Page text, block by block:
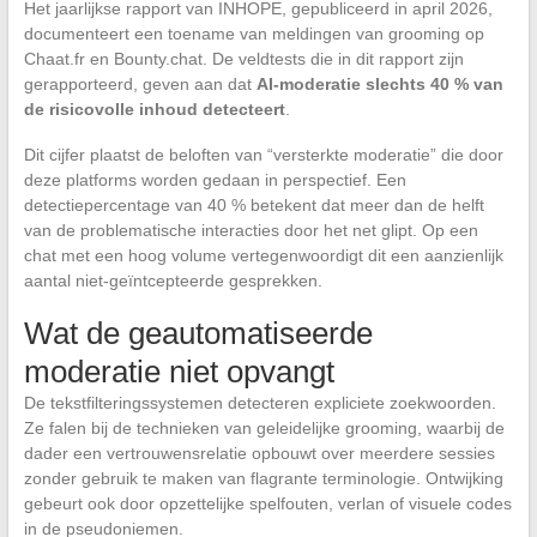
Het jaarlijkse rapport van INHOPE, gepubliceerd in april 2026,
documenteert een toename van meldingen van grooming op
Chaat.fr en Bounty.chat. De veldtests die in dit rapport zijn
gerapporteerd, geven aan dat AI-moderatie slechts 40 % van
de risicovolle inhoud detecteert.
Dit cijfer plaatst de beloften van “versterkte moderatie” die door
deze platforms worden gedaan in perspectief. Een
detectiepercentage van 40 % betekent dat meer dan de helft
van de problematische interacties door het net glipt. Op een
chat met een hoog volume vertegenwoordigt dit een aanzienlijk
aantal niet-geïntcepteerde gesprekken.
Wat de geautomatiseerde
moderatie niet opvangt
De tekstfilteringssystemen detecteren expliciete zoekwoorden.
Ze falen bij de technieken van geleidelijke grooming, waarbij de
dader een vertrouwensrelatie opbouwt over meerdere sessies
zonder gebruik te maken van flagrante terminologie. Ontwijking
gebeurt ook door opzettelijke spelfouten, verlan of visuele codes
in de pseudoniemen.